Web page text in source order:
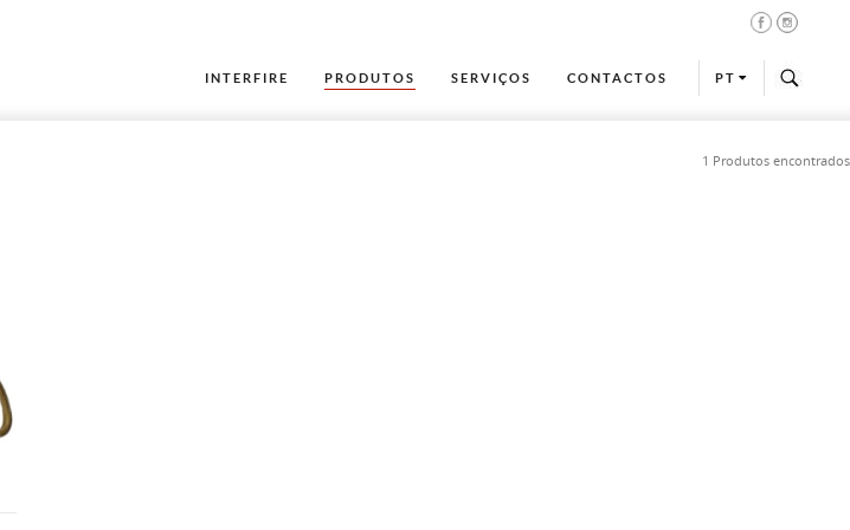
INTERFIRE PRODUTOS SERVIÇOS CONTACTOS PT
1 Produtos encontrados